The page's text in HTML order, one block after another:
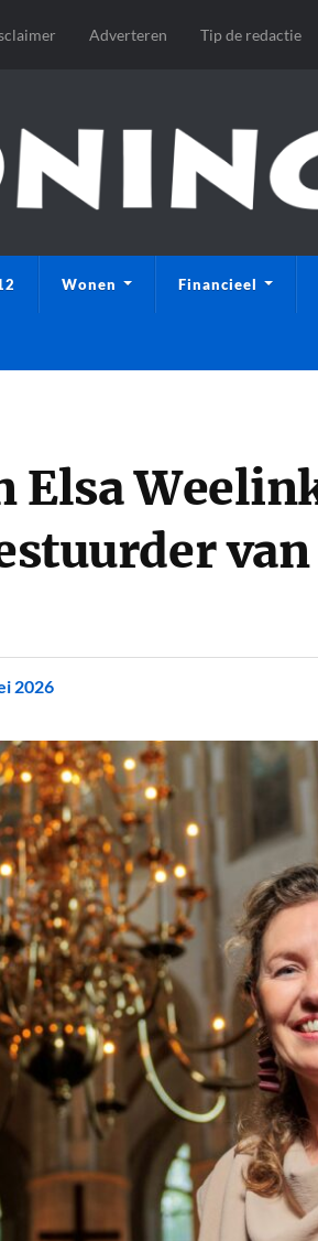
Adverteren Tip de redactie
Wonen Financieel
Elsa
2026